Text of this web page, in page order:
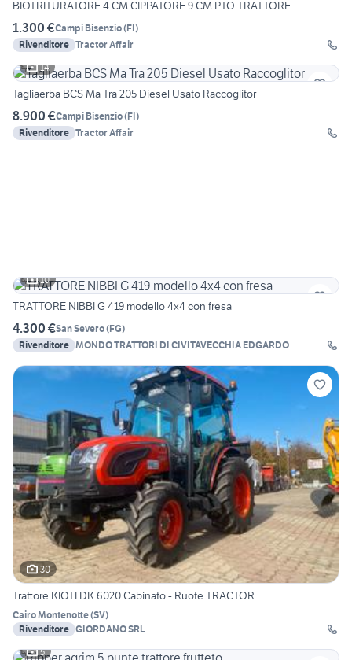
BIOTRITURATORE 4 CM CIPPATORE 9 CM PTO TRATTORE
1.300 €Campi Bisenzio(FI)
Rivenditore Tractor Affair
14
Tagliaerba BCS Ma Tra 205 Diesel Usato Raccoglitor
8.900 €Campi Bisenzio(FI)
Rivenditore Tractor Affair
10
TRATTORE NIBBI G 419 modello 4x4 con fresa
4.300 €San Severo(FG)
Rivenditore MONDO TRATTORI DI CIVITAVECCHIA EDGARDO
30
Trattore KIOTI DK 6020 Cabinato - Ruote TRACTOR
Cairo Montenotte(SV)
Rivenditore GIORDANO SRL
5